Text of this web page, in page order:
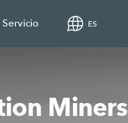
ES
Miners